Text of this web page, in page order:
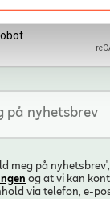
meg på
og at vi kan
via telefon, e-